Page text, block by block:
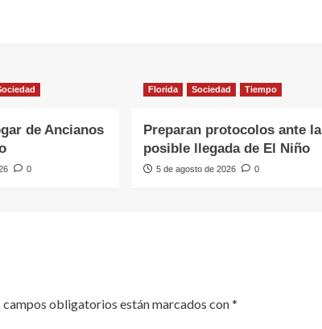
de Ancianos
0
Florida Sociedad Tiempo
Preparan protocolos ante la
posible llegada de El Niño
5 de agosto de 2026 0
campos obligatorios están marcados con*